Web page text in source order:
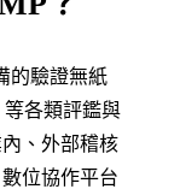
的驗證無紙
各類評鑑與
、外部稽核
位協作平台